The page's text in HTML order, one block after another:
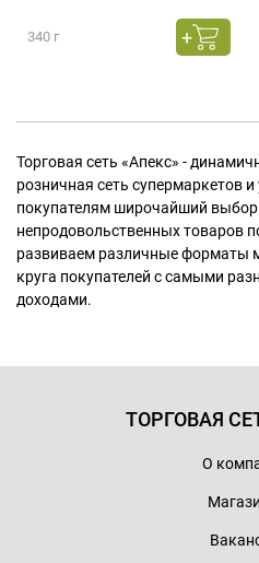
340 г
Торговая сеть «Апекс» -
розничная сеть супермаркетов
покупателям широчайший выбор
непродовольственных товаров
развиваем различные форматы
круга покупателей с самыми
доходами.
ТОРГОВАЯ
О